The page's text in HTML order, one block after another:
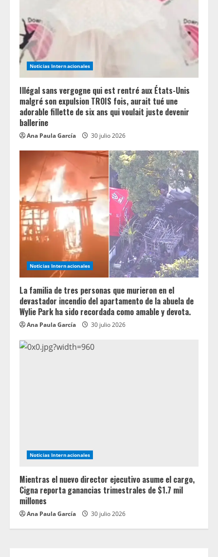
n
g
Noticias Internacionales
Illégal sans vergogne qui est rentré aux États-Unis
malgré son expulsion TROIS fois, aurait tué une
adorable fillette de six ans qui voulait juste devenir
ballerine
Ana Paula García 30 julio 2026
Noticias Internacionales
La familia de tres personas que murieron en el
devastador incendio del apartamento de la abuela de
Wylie Park ha sido recordada como amable y devota.
Ana Paula García 30 julio 2026
Noticias Internacionales
Mientras el nuevo director ejecutivo asume el cargo,
Cigna reporta ganancias trimestrales de $1.7 mil
millones
Ana Paula García 30 julio 2026